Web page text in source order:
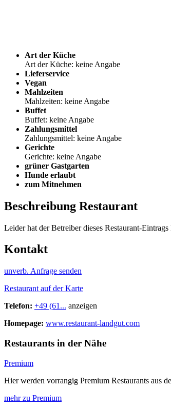
Art der Küche
Art der Küche: keine Angabe
Lieferservice
Vegan
Mahlzeiten
Mahlzeiten: keine Angabe
Buffet
Buffet: keine Angabe
Zahlungsmittel
Zahlungsmittel: keine Angabe
Gerichte
Gerichte: keine Angabe
grüner Gastgarten
Hunde erlaubt
zum Mitnehmen
Beschreibung Restaurant
Leider hat der Betreiber dieses Restaurant-
Kontakt
unverb. Anfrage senden
Restaurant auf der Karte
Telefon: +49 (61... anzeigen
Homepage: www.restaurant-landgut.com
Restaurants in der Nähe
Premium
Hier werden vorrangig Premium Restaurants aus
mehr zu Premium